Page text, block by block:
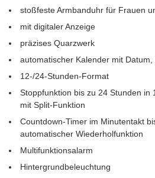
stoßfeste Armbanduhr für Frauen
mit digitaler Anzeige
präzises Quarzwerk
automatischer Kalender mit
12-/24-Stunden-Format
Stoppfunktion bis zu 24 Stunden in
mit Split-Funktion
Countdown-Timer im Minutentakt
automatischer Wiederholfunktion
Multifunktionsalarm
Hintergrundbeleuchtung